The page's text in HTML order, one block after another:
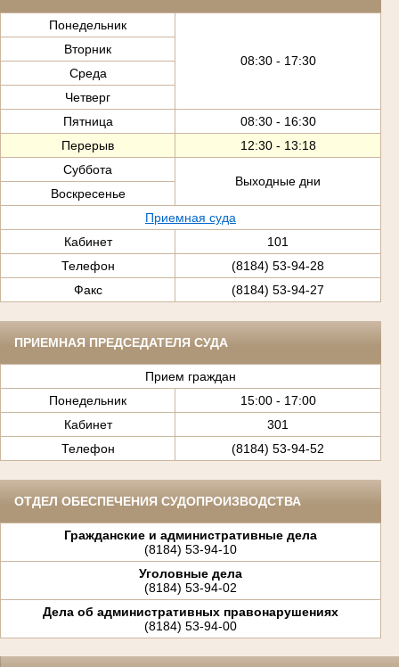
Понедельник
08:30 - 17:30
Вторник
Среда
Четверг
Пятница
08:30 - 16:30
Перерыв
12:30 - 13:18
Суббота
Выходные дни
Воскресенье
Приемная суда
Кабинет
101
Телефон
(8184) 53-94-28
Факс
(8184) 53-94-27
ПРИЕМНАЯ ПРЕДСЕДАТЕЛЯ СУДА
Прием граждан
Понедельник
15:00 - 17:00
Кабинет
301
Телефон
(8184) 53-94-52
ОТДЕЛ ОБЕСПЕЧЕНИЯ СУДОПРОИЗВОДСТВА
Гражданские и административные дела
(8184) 53-94-10
Уголовные дела
(8184) 53-94-02
Дела об административных правонарушениях
(8184) 53-94-00